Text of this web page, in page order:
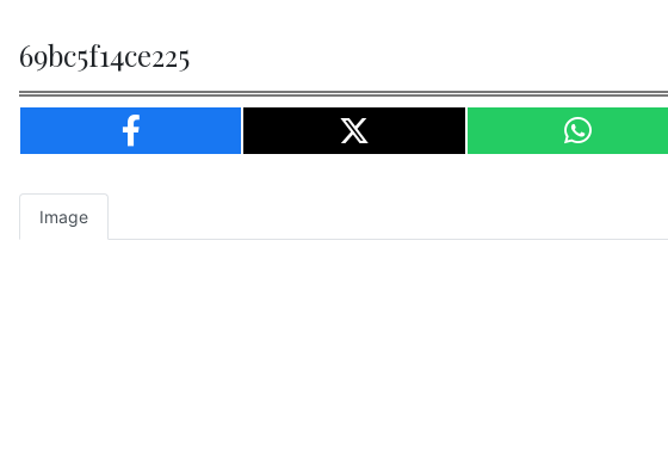
69bc5f14ce225
Image